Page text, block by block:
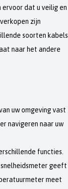
dat u veilig en
zijn
soorten kabels
naar het andere
uw omgeving vast
navigeren naar uw
functies.
geeft
meet